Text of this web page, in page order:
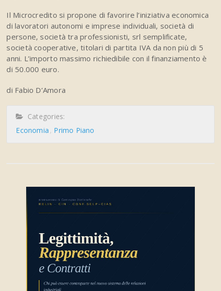
Il Microcredito si propone di favorire l’iniziativa economica
di lavoratori autonomi e imprese individuali, società di
persone, società tra professionisti, srl semplificate,
società cooperative, titolari di partita IVA da non più di 5
anni. L’importo massimo richiedibile con il finanziamento è
di 50.000 euro.
di Fabio D’Amora
Categories:
Economia
Primo Piano